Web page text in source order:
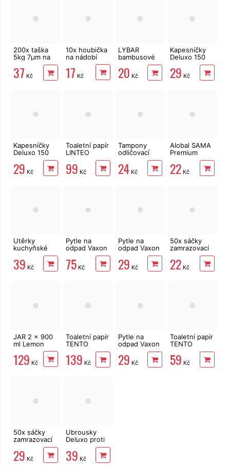
200x taška
5kg 7µm na
roli 22+11x45
cm
37 Kč
10x houbička
na nádobí
17 Kč
LYBAR
bambusové
tyčinky 200
ks
20 Kč
Kapesníčky
Deluxo 150
ks 3vrstvé v
krabičce,
šedé květy
29 Kč
Kapesníčky
Deluxo 150
ks 3vrstvé v
krabičce,
zvířátka
29 Kč
Toaletní papír
LINTEO
3vrstvý 16
rolí, 240 m
99 Kč
Tampony
odličovací
LINTEO 120
ks
24Kč
Alobal SAMA
Premium
10m, 9µm
22 Kč
Utěrky
kuchyňské
Clean
2vrstvé, 4
39 Kč
Pytle na
odpad Vaxon
60l, 50ks,
15µm, s uchy,
modré
75Kč
Pytle na
odpad Vaxon
60l, 20ks,
13µm, vázací,
fialové,
29 Kč
50x sáčky
zamrazovací
s popisem 20
x 30 cm,
15µm
22 Kč
JAR 2 x 900
ml Lemon
129 Kč
Toaletní papír
TENTO
Delicate
3vrstvý 24
139 Kč
Pytle na
odpad Vaxon
60l, 20ks,
15µm, s uchy,
fialové
29 Kč
Toaletní papír
TENTO
3vrstvý 8 rolí,
144 m
59 Kč
50x sáčky
zamrazovací
s popisem 25
x 35 cm,
15µm
29 Kč
Ubrousky
Deluxo proti
zabarvení
prádla 20 ks
39 Kč